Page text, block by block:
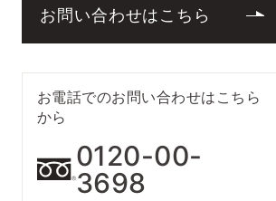
お問い合わせはこちら
お電話でのお問い合わせはこちら
から
0120-00-
3698